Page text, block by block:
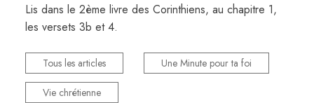
Lis dans le 2ème livre des Corinthiens, au chapitre 1,
les versets 3b et 4.
Tous les articles Une Minute pour ta foi
Vie chrétienne